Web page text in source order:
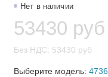
Нет в наличии
53430 руб
Без НДС: 53430 руб
Выберите модель: 4736